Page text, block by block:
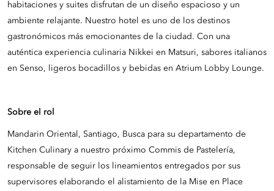
habitaciones y suites disfrutan de un diseño espacioso y un
ambiente relajante. Nuestro hotel es uno de los destinos
gastronómicos más emocionantes de la ciudad. Con una
auténtica experiencia culinaria Nikkei en Matsuri, sabores italianos
en Senso, ligeros bocadillos y bebidas en Atrium Lobby Lounge.
Sobre el rol
Mandarin Oriental, Santiago, Busca para su departamento de
Kitchen Culinary a nuestro próximo Commis de Pastelería,
responsable de seguir los lineamientos entregados por sus
supervisores elaborando el alistamiento de la Mise en Place